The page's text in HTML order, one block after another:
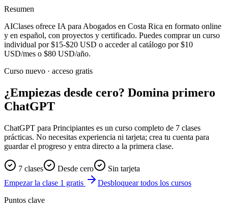
Resumen
AIClases ofrece IA para Abogados en Costa Rica en formato online
y en español, con proyectos y certificado. Puedes comprar un curso
individual por$15-$20 USD o acceder al catálogo por$10
USD/mes o $80 USD/año.
Curso nuevo · acceso gratis
¿Empiezas desde cero? Domina primero
ChatGPT
ChatGPT para Principiantes es un curso completo de 7 clases
prácticas. No necesitas experiencia ni tarjeta; crea tu cuenta para
guardar el progreso y entra directo a la primera clase.
7 clases Desde cero
Sin tarjeta
Empezar la clase 1 gratis
Desbloquear todos los cursos
Puntos clave